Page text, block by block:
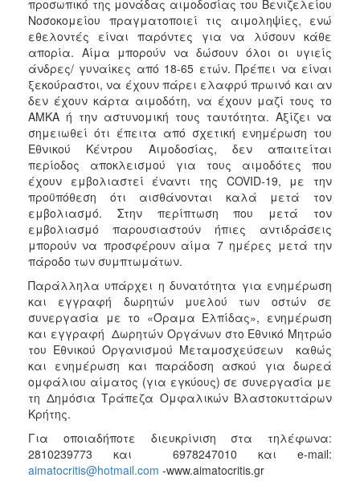
προσωπικό της μονάδας αιμοδοσίας του Βενιζελείου
Νοσοκομείου πραγματοποιεί τις αιμοληψίες, ενώ
εθελοντές είναι παρόντες για να λύσουν κάθε
απορία. Αίμα μπορούν να δώσουν όλοι οι υγιείς
άνδρες/ γυναίκες από 18-65 ετών. Πρέπει να είναι
ξεκούραστοι, να έχουν πάρει ελαφρύ πρωινό και αν
δεν έχουν κάρτα αιμοδότη, να έχουν μαζί τους το
ΑΜΚΑ ή την αστυνομική τους ταυτότητα. Αξίζει να
σημειωθεί ότι έπειτα από σχετική ενημέρωση του
Εθνικού Κέντρου Αιμοδοσίας, δεν απαιτείται
περίοδος αποκλεισμού για τους αιμοδότες που
έχουν εμβολιαστεί έναντι της COVID-19, με την
προϋπόθεση ότι αισθάνονται καλά μετά τον
εμβολιασμό. Στην περίπτωση που μετά τον
εμβολιασμό παρουσιαστούν ήπιες αντιδράσεις
μπορούν να προσφέρουν αίμα 7 ημέρες μετά την
πάροδο των συμπτωμάτων.
Παράλληλα υπάρχει η δυνατότητα για ενημέρωση
και εγγραφή δωρητών μυελού των οστών σε
συνεργασία με το «Όραμα Ελπίδας», ενημέρωση
και εγγραφή Δωρητών Οργάνων στο Εθνικό Μητρώο
του Εθνικού Οργανισμού Μεταμοσχεύσεων καθώς
και ενημέρωση και παράδοση ασκού για δωρεά
ομφάλιου αίματος (για εγκύους) σε συνεργασία με
τη Δημόσια Τράπεζα Ομφαλικών Βλαστοκυττάρων
Κρήτης.
Για οποιαδήποτε διευκρίνιση στα τηλέφωνα:
2810239773 και 6978247010 και e-mail:
aimatocritis@hotmail.com -www.aimatocritis.gr